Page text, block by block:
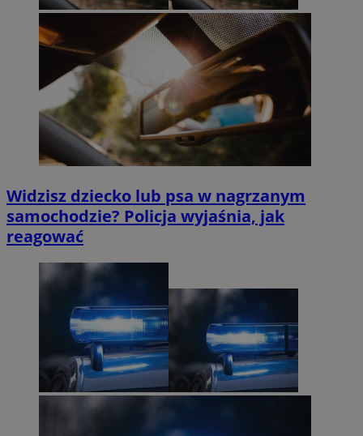
Widzisz dziecko lub psa w nagrzanym
samochodzie? Policja wyjaśnia, jak
reagować